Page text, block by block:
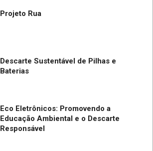
Projeto Rua
Descarte Sustentável de Pilhas e
Baterias
Eco Eletrônicos: Promovendo a
Educação Ambiental e o Descarte
Responsável